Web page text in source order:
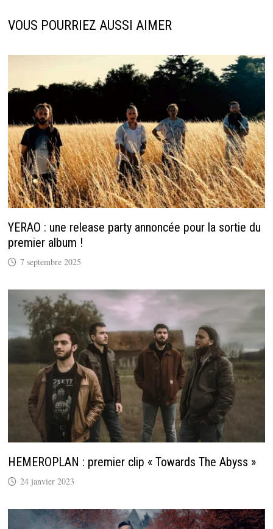
VOUS POURRIEZ AUSSI AIMER
YERAO : une release party annoncée pour la sortie du
premier album !
7 septembre 2025
HEMEROPLAN : premier clip « Towards The Abyss »
24 janvier 2023